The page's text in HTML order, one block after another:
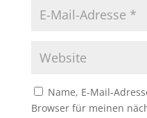
Name, E-Mail-
Browser für meinen